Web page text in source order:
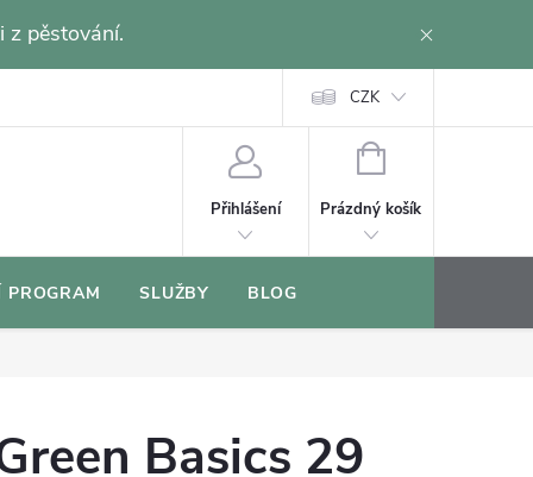
z pěstování.
CZK
Přihlášení
NÁKUPNÍ
Prázdný košík
PROGRAM SLUŽBY BLOG
Basics 29